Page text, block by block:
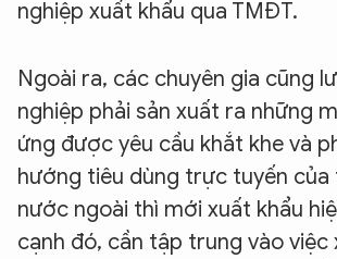
nghiệp xuất khẩu qua TMĐT.
Ngoài ra, các chuyên gia cũng
nghiệp phải sản xuất ra những
ứng được yêu cầu khắt khe và
hướng tiêu dùng trực tuyến
nước ngoài thì mới xuất khẩu
cạnh đó, cần tập trung vào việc